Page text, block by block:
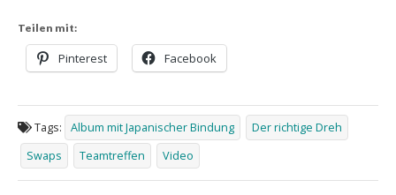
Teilen mit:
Pinterest Facebook
Tags: Album mit Japanischer Bindung
Der richtige Dreh
Swaps
Teamtreffen Video